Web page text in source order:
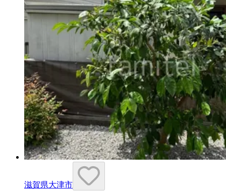
滋賀県大津市